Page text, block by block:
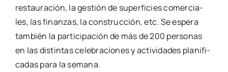
res­tau­ra­ción, la ges­tión de super­fi­ciescomer­cia­
les, las finan­zas, la cons­truc­ción, etc. Se espe­ra
tam­bién la par­ti­ci­pa­ción de más de 200 per­so­nas
en las dis­tin­tas cele­bra­cio­nes y acti­vi­da­des pla­ni­fi­
ca­das para la sema­na.